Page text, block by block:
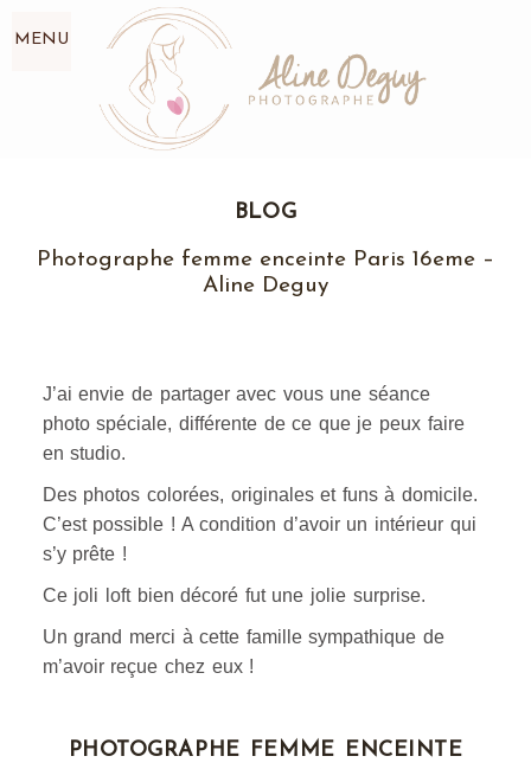
MENU
BLOG
Photographe femme enceinte Paris 16eme –
Aline Deguy
J’ai envie de partager avec vous une séance
photo spéciale, différente de ce que je peux faire
en studio.
Des photos colorées, originales et funs à domicile.
C’est possible ! A condition d’avoir un intérieur qui
s’y prête !
Ce joli loft bien décoré fut une jolie surprise.
Un grand merci à cette famille sympathique de
m’avoir reçue chez eux !
PHOTOGRAPHE FEMME ENCEINTE